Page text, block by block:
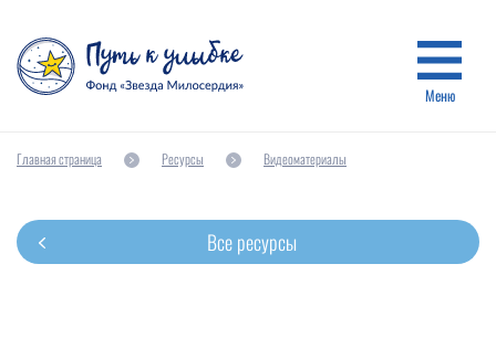
Меню
Главная страница Ресурсы Видеоматериалы
Все ресурсы